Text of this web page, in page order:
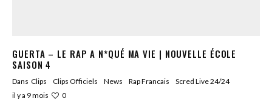
GUERTA – LE RAP A N*QUÉ MA VIE | NOUVELLE ÉCOLE
SAISON 4
Dans Clips Clips Officiels News Rap Francais
Scred Live 24/24
il y a 9 mois
0